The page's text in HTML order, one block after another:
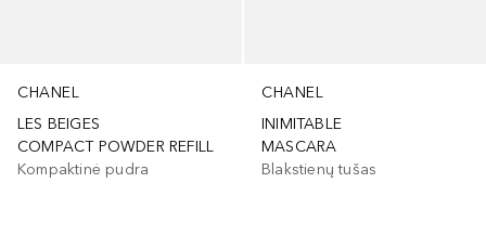
CHANEL
LES BEIGES
COMPACT POWDER REFILL
Kompaktinė pudra
CHANEL
INIMITABLE
MASCARA
Blakstienų tušas